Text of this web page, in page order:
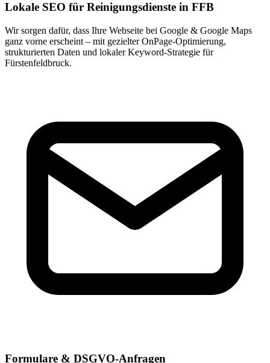
Lokale SEO für Reinigungsdienste in FFB
Wir sorgen dafür, dass Ihre Webseite bei Google & Google Maps
ganz vorne erscheint – mit gezielter OnPage-Optimierung,
strukturierten Daten und lokaler Keyword-Strategie für
Fürstenfeldbruck.
Formulare & DSGVO-Anfragen